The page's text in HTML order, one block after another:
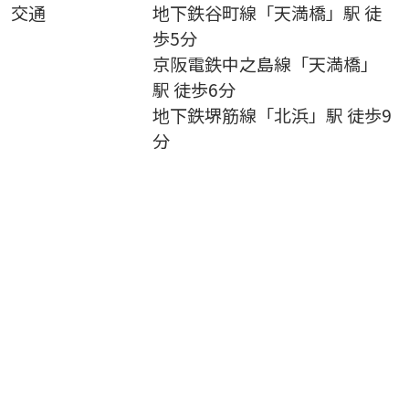
交通
地下鉄谷町線「天満橋」駅 徒
歩5分
京阪電鉄中之島線「天満橋」
駅 徒歩6分
地下鉄堺筋線「北浜」駅 徒歩9
分